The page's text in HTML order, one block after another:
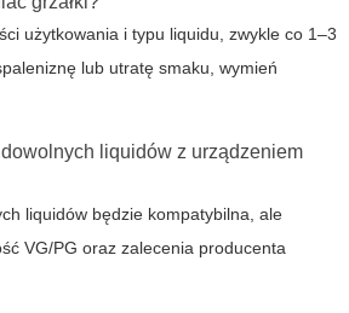
użytkowania i typu liquidu, zwykle co 1–3
lub utratę smaku, wymień
liquidów z urządzeniem
liquidów będzie kompatybilna, ale
VG/PG oraz zalecenia producenta